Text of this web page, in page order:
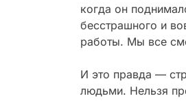
когда он
бесстрашного и
работы. Мы все
И это правда —
людьми. Нельзя